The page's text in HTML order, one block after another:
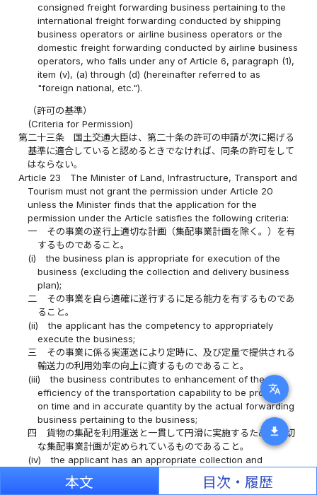
translate
download
consigned freight forwarding business pertaining to the
international freight forwarding conducted by shipping
business operators or airline business operators or the
domestic freight forwarding conducted by airline business
operators, who falls under any of Article 6, paragraph (1),
item (v), (a) through (d) (hereinafter referred to as
"foreign national, etc.").
（許可の基準）
(Criteria for Permission)
第二十三条
国土交通大臣は、第二十条の許可の申請が次に掲げる
基準に適合していると認めるときでなければ、同条の許可をして
はならない。
Article 23
The Minister of Land, Infrastructure, Transport and
Tourism must not grant the permission under Article 20
unless the Minister finds that the application for the
permission under the Article satisfies the following criteria:
一
その事業の遂行上適切な計画（集配事業計画を除く。）を有
するものであること。
(i)
the business plan is appropriate for execution of the
business (excluding the collection and delivery business
plan);
二
その事業を自ら適確に遂行するに足る能力を有するものであ
ること。
(ii)
the applicant has the competency to appropriately
execute the business;
三
その事業に係る実運送により定時に、及び定量で提供される
輸送力の利用効率の向上に資するものであること。
(iii)
the business contributes to enhancement of the
efficiency of the transportation capability to be provided
on time and in accurate quantity by the actual forwarding
business pertaining to the business;
四
貨物の集配を利用運送と一貫して円滑に実施するための適切
な集配事業計画が定められているものであること。
(iv)
the applicant has an appropriate collection and
delivery business plan to consistently and smoothly carry
out the collection and delivery of freight and the
本文 目次・履歴